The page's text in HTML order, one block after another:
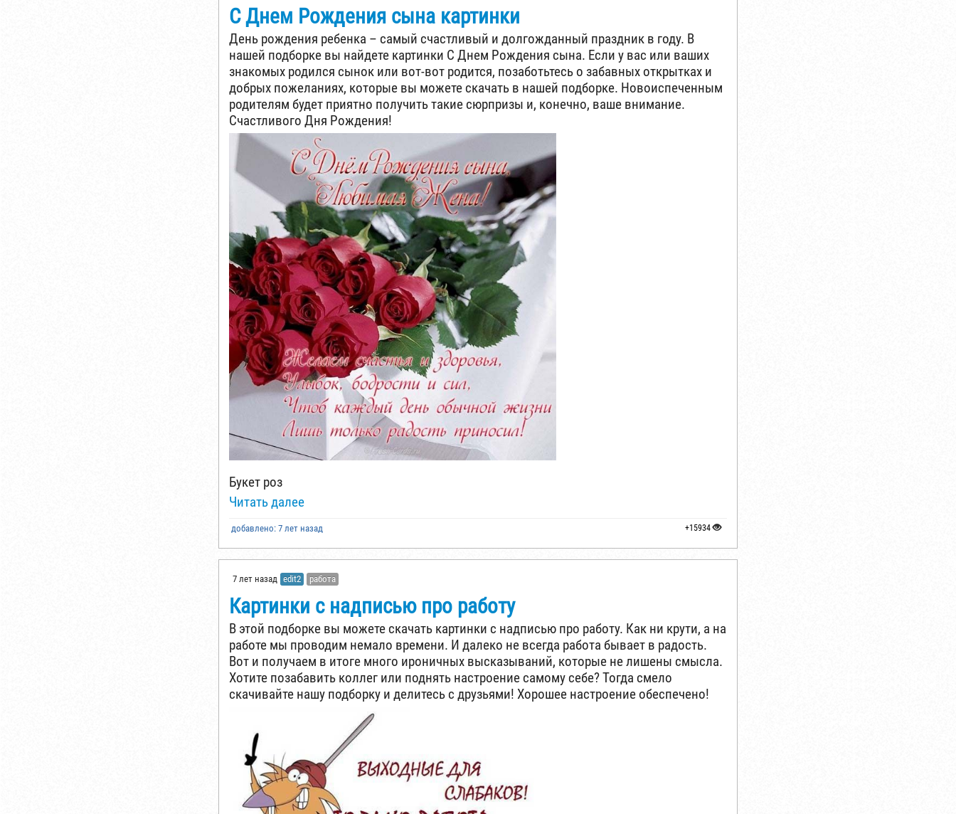
С Днем Рождения сына картинки
День рождения ребенка – самый счастливый и долгожданный праздник в году. В
нашей подборке вы найдете картинки С Днем Рождения сына. Если у вас или ваших
знакомых родился сынок или вот-вот родится, позаботьтесь о забавных открытках и
добрых пожеланиях, которые вы можете скачать в нашей подборке. Новоиспеченным
родителям будет приятно получить такие сюрпризы и, конечно, ваше внимание.
Счастливого Дня Рождения!
Букет роз
Читать далее
добавлено: 7 лет назад +15934
7 лет назад edit2 работа
Картинки с надписью про работу
В этой подборке вы можете скачать картинки с надписью про работу. Как ни крути, а на
работе мы проводим немало времени. И далеко не всегда работа бывает в радость.
Вот и получаем в итоге много ироничных высказываний, которые не лишены смысла.
Хотите позабавить коллег или поднять настроение самому себе? Тогда смело
скачивайте нашу подборку и делитесь с друзьями! Хорошее настроение обеспечено!